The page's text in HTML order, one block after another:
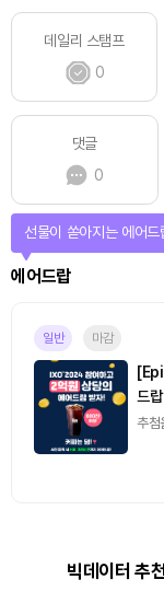
데일리 스탬프
0
댓글
0
에어드랍
선물이 쏟아지는 에어드
일반 마감
드
추첨
빅데이터 추